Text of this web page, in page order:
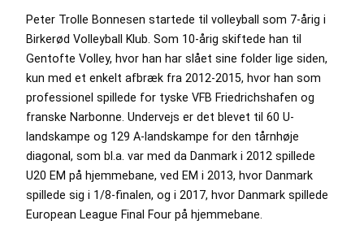
Peter Trolle Bonnesen startede til volleyball som 7-årig i
Birkerød Volleyball Klub. Som 10-årig skiftede han til
Gentofte Volley, hvor han har slået sine folder lige siden,
kun med et enkelt afbræk fra 2012-2015, hvor han som
professionel spillede for tyske VFB Friedrichshafen og
franske Narbonne. Undervejs er det blevet til 60 U-
landskampe og 129 A-landskampe for den tårnhøje
diagonal, som bl.a. var med da Danmark i 2012 spillede
U20 EM på hjemmebane, ved EM i 2013, hvor Danmark
spillede sig i 1/8-finalen, og i 2017, hvor Danmark spillede
European League Final Four på hjemmebane.